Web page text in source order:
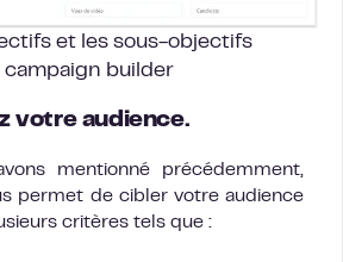
et les sous-objectifs
campaign builder
votre audience.
mentionné précédemment,
permet de cibler votre audience
critères tels que :